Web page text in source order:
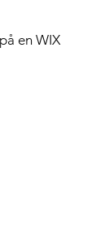
en WIX